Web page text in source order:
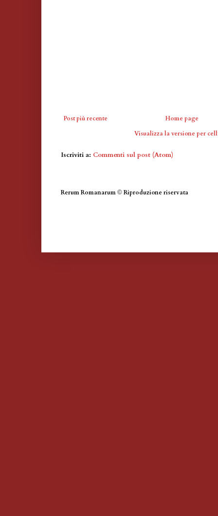
Post più recente
Home page
Visualizza la versione per
Iscriviti a: Commenti sul post (Atom)
Rerum Romanarum © Riproduzione riservata